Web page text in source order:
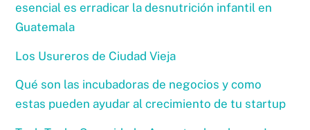
esencial es erradicar la desnutrición infantil en
Guatemala
Los Usureros de Ciudad Vieja
Qué son las incubadoras de negocios y como
estas pueden ayudar al crecimiento de tu startup